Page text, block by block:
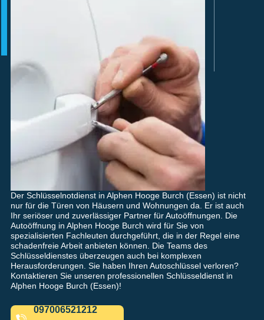
Der Schlüsselnotdienst in Alphen Hooge Burch (Essen) ist nicht
nur für die Türen von Häusern und Wohnungen da. Er ist auch
Ihr seriöser und zuverlässiger Partner für Autoöffnungen. Die
Autoöffnung in Alphen Hooge Burch wird für Sie von
spezialisierten Fachleuten durchgeführt, die in der Regel eine
schadenfreie Arbeit anbieten können. Die Teams des
Schlüsseldienstes überzeugen auch bei komplexen
Herausforderungen. Sie haben Ihren Autoschlüssel verloren?
Kontaktieren Sie unseren professionellen Schlüsseldienst in
Alphen Hooge Burch (Essen)!
097006521212